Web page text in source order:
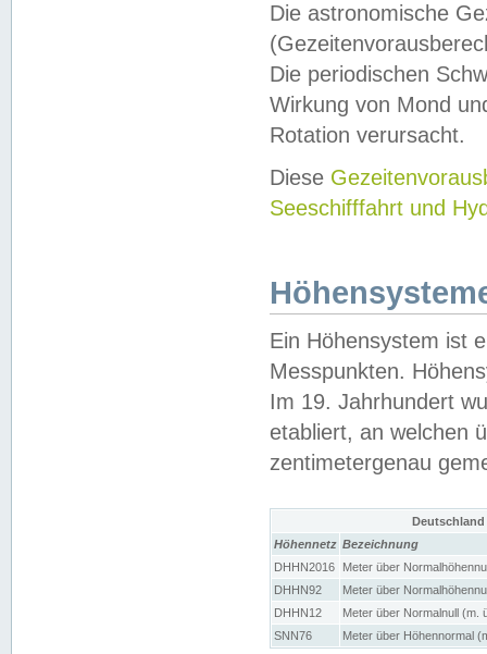
Die astronomische
Die periodischen
Wirkung von Mond
Rotation verursacht.
Diese
Seeschifffahrt und
Ein Höhensystem ist
Messpunkten.
Im 19. Jahrhundert
etabliert, an welchen
zentimetergenau
Höhennetz Bezeichnung
DHHN2016
Meter über
DHHN92
Meter über
DHHN12
Meter über Normalnull (m.
SNN76
Meter über Höhennormal